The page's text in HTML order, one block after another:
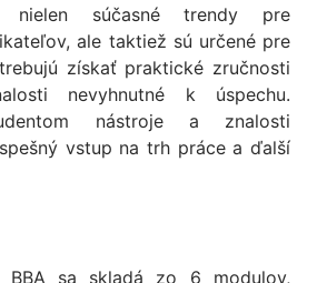
nielen súčasné trendy pre
ale taktiež sú určené pre
získať praktické zručnosti
nevyhnutné k úspechu.
nástroje a znalosti
vstup na trh práce a ďalší
BBA sa skladá zo 6 modulov,